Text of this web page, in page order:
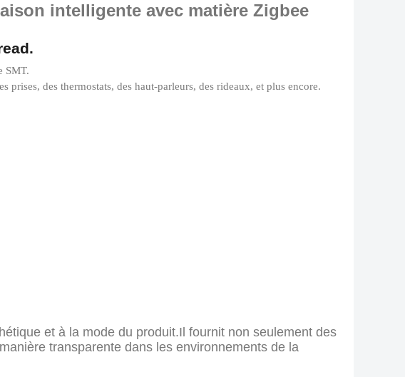
intelligente avec matière Zigbee
SMT.
des thermostats, des haut-parleurs, des rideaux, et plus encore.
et à la mode du produit.Il fournit non seulement des
transparente dans les environnements de la